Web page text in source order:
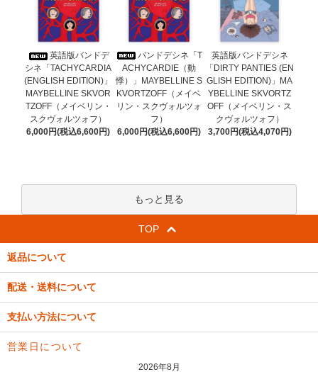
英語版バンドデ
シネ「TACHYCARDIA
(ENGLISH EDITION)」
MAYBELLINE SKVOR
TZOFF（メイベリン・
スクヴォルツォフ）
6,000円(税込6,600円)
バンドデシネ「T
ACHYCARDIE（動
悸）」MAYBELLINE S
KVORTZOFF（メイベ
リン・スクヴォルツォ
フ）
6,000円(税込6,600円)
英語版バンドデシネ
「DIRTY PANTIES (EN
GLISH EDITION)」MA
YBELLINE SKVORTZ
OFF（メイベリン・ス
クヴォルツォフ）
3,700円(税込4,070円)
もっと見る
TOP
返品について
配送・送料について
支払い方法について
営業日について
2026年8月